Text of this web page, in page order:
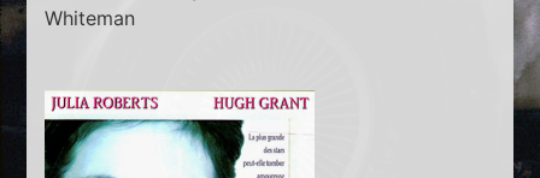
Whiteman